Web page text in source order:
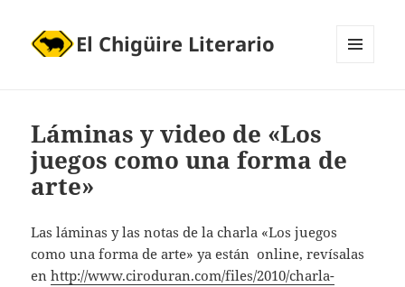
El Chigüire Literario
Láminas y video de «Los
juegos como una forma de
arte»
Las láminas y las notas de la charla «Los juegos
como una forma de arte» ya están online, revísalas
enhttp://www.ciroduran.com/files/2010/charla-